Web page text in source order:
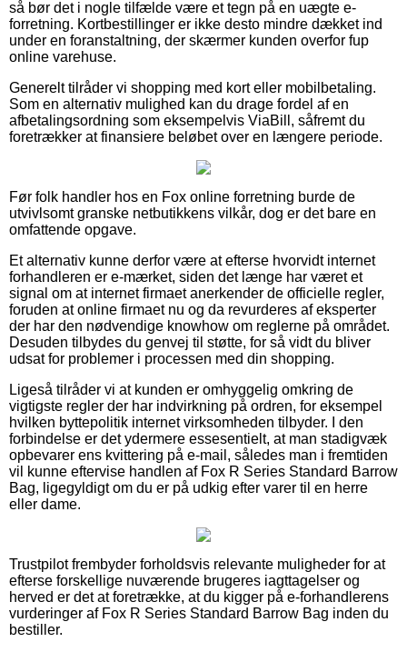
så bør det i nogle tilfælde være et tegn på en uægte e-
forretning. Kortbestillinger er ikke desto mindre dækket ind
under en foranstaltning, der skærmer kunden overfor fup
online varehuse.
Generelt tilråder vi shopping med kort eller mobilbetaling.
Som en alternativ mulighed kan du drage fordel af en
afbetalingsordning som eksempelvis ViaBill, såfremt du
foretrækker at finansiere beløbet over en længere periode.
Før folk handler hos en Fox online forretning burde de
utvivlsomt granske netbutikkens vilkår, dog er det bare en
omfattende opgave.
Et alternativ kunne derfor være at efterse hvorvidt internet
forhandleren er e-mærket, siden det længe har været et
signal om at internet firmaet anerkender de officielle regler,
foruden at online firmaet nu og da revurderes af eksperter
der har den nødvendige knowhow om reglerne på området.
Desuden tilbydes du genvej til støtte, for så vidt du bliver
udsat for problemer i processen med din shopping.
Ligeså tilråder vi at kunden er omhyggelig omkring de
vigtigste regler der har indvirkning på ordren, for eksempel
hvilken byttepolitik internet virksomheden tilbyder. I den
forbindelse er det ydermere essesentielt, at man stadigvæk
opbevarer ens kvittering på e-mail, således man i fremtiden
vil kunne eftervise handlen af Fox R Series Standard Barrow
Bag, ligegyldigt om du er på udkig efter varer til en herre
eller dame.
Trustpilot frembyder forholdsvis relevante muligheder for at
efterse forskellige nuværende brugeres iagttagelser og
herved er det at foretrække, at du kigger på e-forhandlerens
vurderinger af Fox R Series Standard Barrow Bag inden du
bestiller.